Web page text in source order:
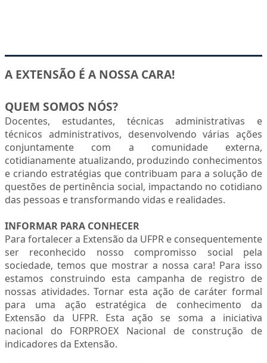
A EXTENSÃO É A NOSSA CARA!
QUEM SOMOS NÓS?
Docentes, estudantes, técnicas administrativas e
técnicos administrativos, desenvolvendo várias ações
conjuntamente com a comunidade externa,
cotidianamente atualizando, produzindo conhecimentos
e criando estratégias que contribuam para a solução de
questões de pertinência social, impactando no cotidiano
das pessoas e transformando vidas e realidades.
INFORMAR PARA CONHECER
Para fortalecer a Extensão da UFPR e consequentemente
ser reconhecido nosso compromisso social pela
sociedade, temos que mostrar a nossa cara! Para isso
estamos construindo esta campanha de registro de
nossas atividades. Tornar esta ação de caráter formal
para uma ação estratégica de conhecimento da
Extensão da UFPR. Esta ação se soma a iniciativa
nacional do FORPROEX Nacional de construção de
indicadores da Extensão.